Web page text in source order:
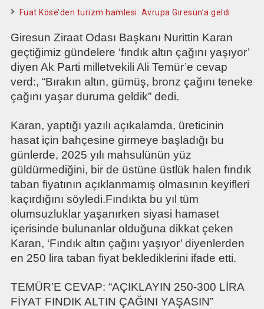
Fuat Köse’den turizm hamlesi: Avrupa Giresun’a geldi
Giresun Ziraat Odası Başkanı Nurittin Karan
geçtiğimiz gündelere ‘fındık altın çağını yaşıyor’
diyen Ak Parti milletvekili Ali Temür’e cevap
verd:, “Bırakın altın, gümüş, bronz çağını teneke
çağını yaşar duruma geldik” dedi.
Karan, yaptığı yazılı açıkalamda, üreticinin
hasat için bahçesine girmeye başladığı bu
günlerde, 2025 yılı mahsulünün yüz
güldürmediğini, bir de üstüne üstlük halen fındık
taban fiyatının açıklanmamış olmasının keyifleri
kaçırdığını söyledi.Fındıkta bu yıl tüm
olumsuzluklar yaşanırken siyasi hamaset
içerisinde bulunanlar olduğuna dikkat çeken
Karan, ‘Fındık altın çağını yaşıyor’ diyenlerden
en 250 lira taban fiyat beklediklerini ifade etti.
TEMÜR’E CEVAP: “AÇIKLAYIN 250-300 LİRA
FİYAT FINDIK ALTIN ÇAĞINI YAŞASIN”